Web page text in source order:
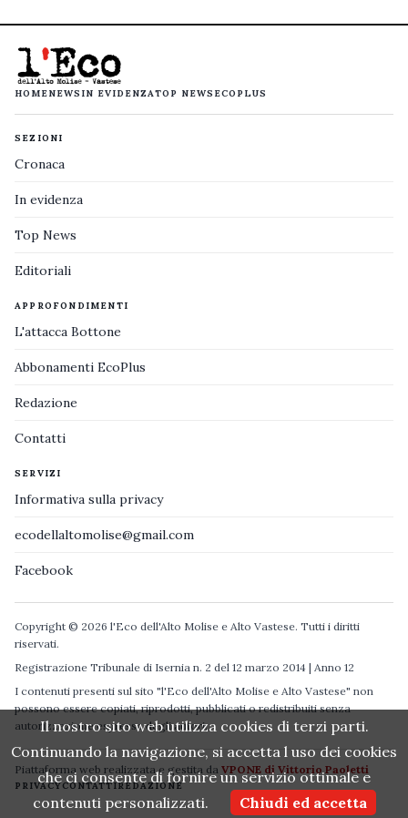
HOMENEWS IN EVIDENZATOP NEWS ECOPLUS
SEZIONI
Cronaca
In evidenza
Top News
Editoriali
APPROFONDIMENTI
L'attacca Bottone
Abbonamenti EcoPlus
Redazione
Contatti
SERVIZI
Informativa sulla privacy
ecodellaltomolise@gmail.com
Facebook
Copyright © 2026 l'Eco dell'Alto Molise e Alto Vastese. Tutti i diritti
riservati.
Registrazione Tribunale di Isernia n. 2 del 12 marzo 2014 | Anno 12
I contenuti presenti sul sito "l'Eco dell'Alto Molise e Alto Vastese" non
possono essere copiati, riprodotti, pubblicati o redistribuiti senza
autorizzazione espressa degli autori.
Piattaforma web realizzata e gestita da VPONE di Vittorio Paoletti
PRIVACYCONTATTIREDAZIONE
Il nostro sito web utilizza cookies di terzi parti.
Continuando la navigazione, si accetta l uso dei cookies
che ci consente di fornire un servizio ottimale e
contenuti personalizzati.
Chiudi ed accetta